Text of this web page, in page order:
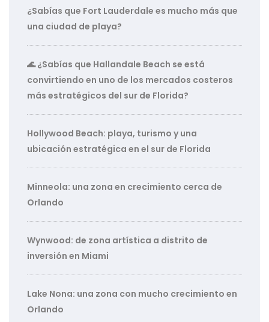
¿Sabías que Fort Lauderdale es mucho más que
una ciudad de playa?
🌊 ¿Sabías que Hallandale Beach se está
convirtiendo en uno de los mercados costeros
más estratégicos del sur de Florida?
Hollywood Beach: playa, turismo y una
ubicación estratégica en el sur de Florida
Minneola: una zona en crecimiento cerca de
Orlando
Wynwood: de zona artística a distrito de
inversión en Miami
Lake Nona: una zona con mucho crecimiento en
Orlando